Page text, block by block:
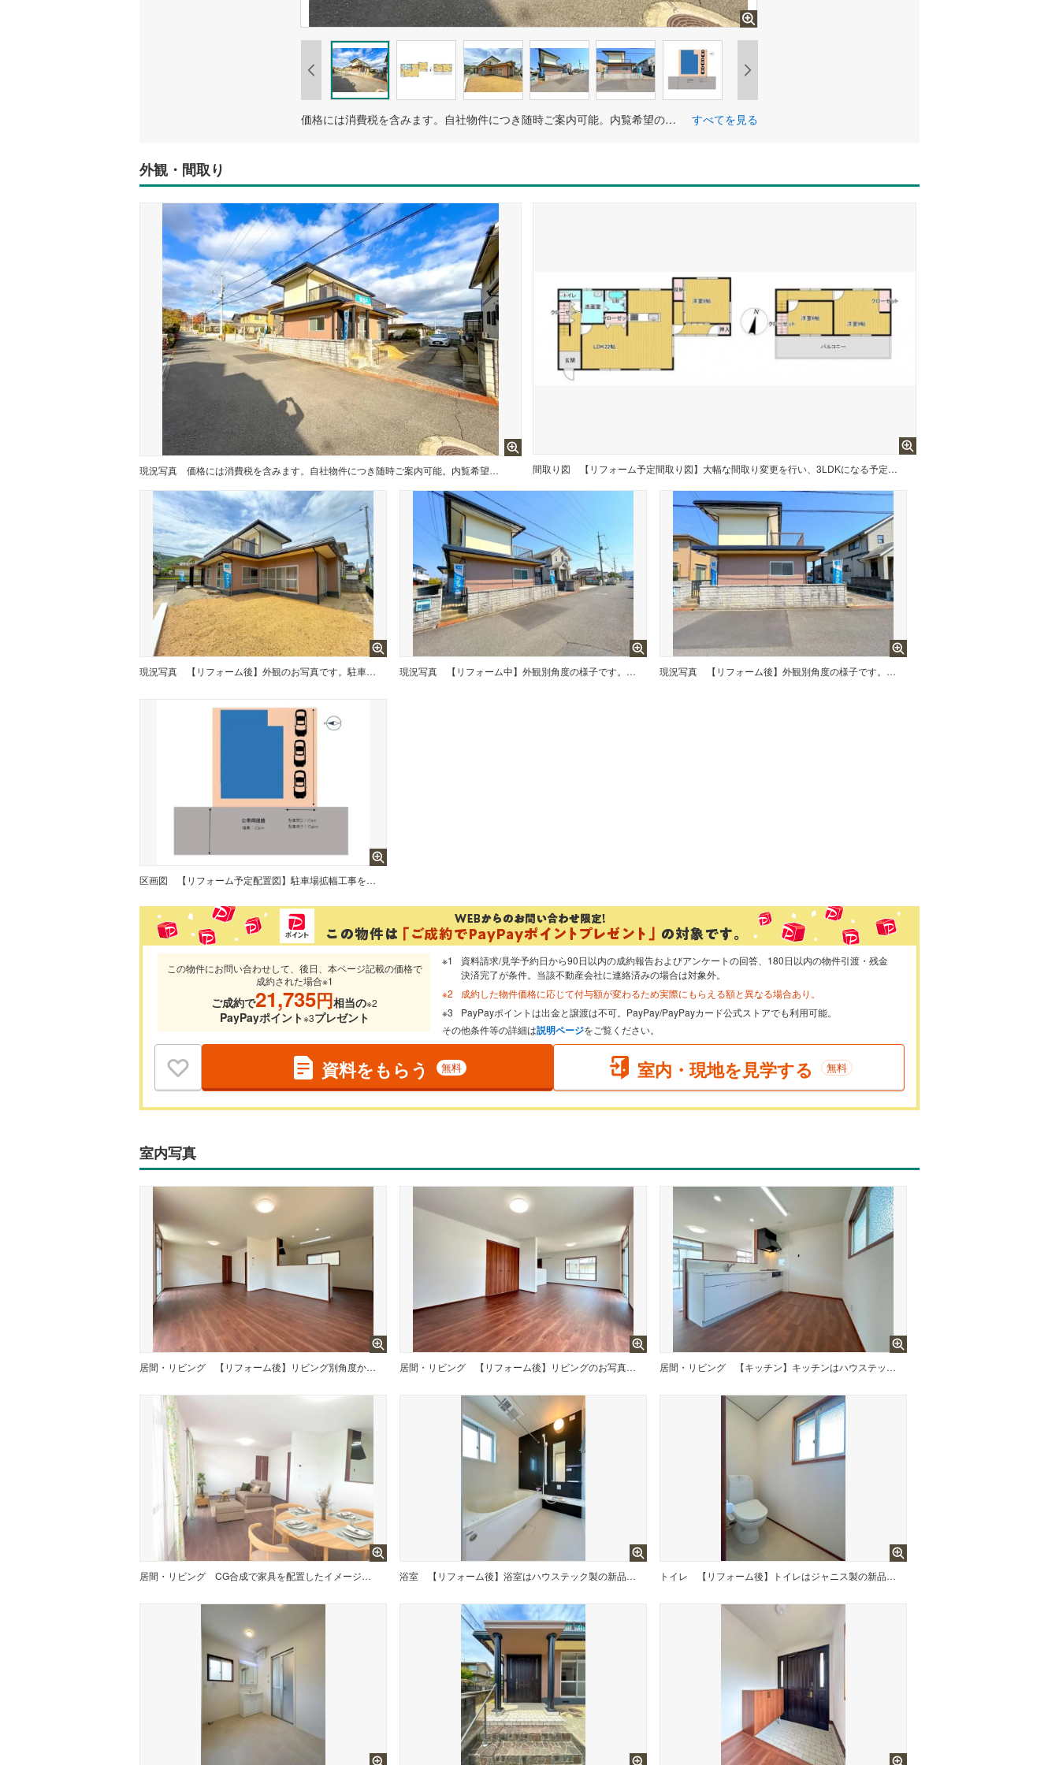
価格には消費税を含みます。自社物件につき随時ご案内可能。内覧希望の方はお電話ください。 すべてを見る
外観・間取り
現況写真 価格には消費税を含みます。自社物件につき随時ご案内可能。内覧希望の方はお電話ください。 間取り図 【リフォーム予定間取り図】大幅な間取り変更を行い、3LDKになる予定です。全室南向きで各部屋6帖以上と使い勝手の良い間取りです。
現況写真 【リフォーム後】外観のお写真です。駐車場の拡張や外壁塗装などを行いました。 現況写真 【リフォーム中】外観別角度の様子です。外壁屋根塗装を行う予定です。 現況写真 【リフォーム後】外観別角度の様子です。植栽の撤去等行いました。
区画図 【リフォーム予定配置図】駐車場拡幅工事を行い、縦列3台拡幅予定です。前面道路も広くゆとりをもって駐車することが可能です。
この物件にお問い合わせして、後日、本ページ記載の価格で
成約された場合※1
ご成約で21,735円相当の※2
PayPayポイント※3プレゼント
資料請求/見学予約日から90日以内の成約報告およびアンケートの回答、180日以内の物件引渡・残金
決済完了が条件。当該不動産会社に連絡済みの場合は対象外。
成約した物件価格に応じて付与額が変わるため実際にもらえる額と異なる場合あり。
PayPayポイントは出金と譲渡は不可。PayPay/PayPayカード公式ストアでも利用可能。
その他条件等の詳細は説明ページをご覧ください。
資料をもらう 無料 室内・現地を見学する 無料
室内写真
居間・リビング 【リフォーム後】リビング別角度からのお写真です。もともと6帖と8帖の続き間の和室をつなげてリビングにしました。 居間・リビング 【リフォーム後】リビングのお写真です。約22帖の広々としたリビングです。 居間・リビング 【キッチン】キッチンはハウステック製の新品に交換しました。天板は熱や傷にも強い人造大理石仕様なので、毎日のお手入れが簡単です。
居間・リビング CG合成で家具を配置したイメージです。 浴室 【リフォーム後】浴室はハウステック製の新品のユニットバスに交換します。足を伸ばせる1坪サイズの広々とした浴槽で、1日の疲れをゆっくり癒すことができますよ。 トイレ 【リフォーム後】トイレはジャニス製の新品に交換しました。節水タイプのトイレは経済的ですので家計の助けになってくれますよ。